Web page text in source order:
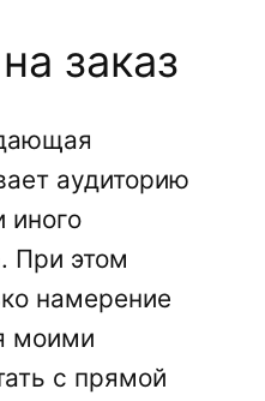
заказ
аудиторию
иного
При этом
намерение
моими
с прямой